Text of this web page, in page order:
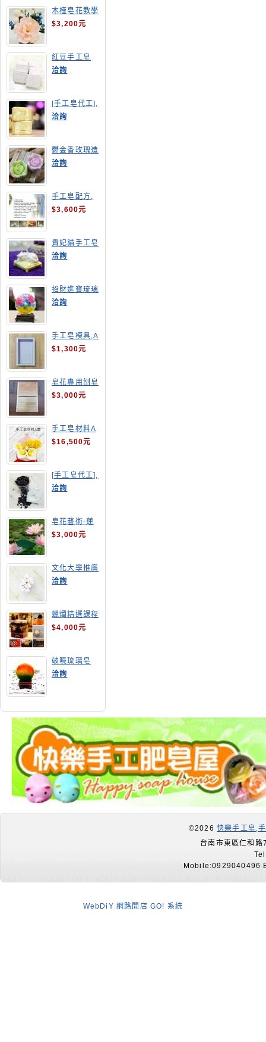
木槿皂花教學
$3,200元
紅豆手工皂
洽詢
[手工皂代工],
羊奶皂
洽詢
鬱金香玫瑰造
型手工皂
洽詢
手工皂配方,
手工皂教學
$3,600元
貴妃貓手工皂
洽詢
招財進寶琉璃
手工皂
洽詢
手工皂模具,A
4渲染盤
$1,300元
皂花專用刨皂
器
$3,000元
手工皂材料A
套
$16,500元
[手工皂代工],
釋迦手工皂
洽詢
皂花藝術-蓮
花
$3,000元
文化大學推廣
部高雄分部手
工皂教學
洽詢
蠟燭精選課程
$4,000元
破曉琉璃皂
洽詢
©2026 快樂手工皂,
台南市東區仁和
Mobile:0929040496
WebDiY 網路開店 GO! 系統